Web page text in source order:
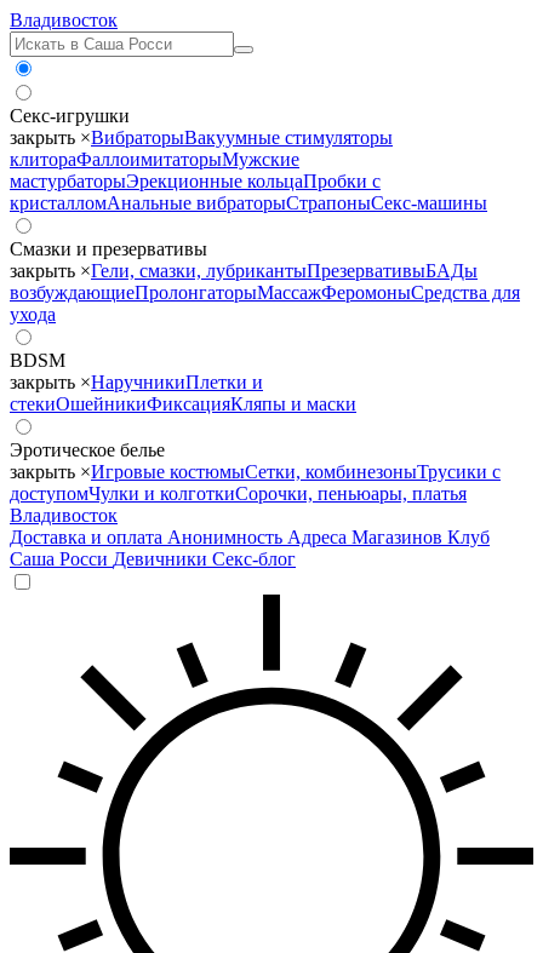
Владивосток
Секс-игрушки
закрыть ×ВибраторыВакуумные стимуляторы
клитораФаллоимитаторыМужские
мастурбаторыЭрекционные кольцаПробки с
кристалломАнальные вибраторыСтрапоныСекс-машины
Смазки и презервативы
закрыть ×Гели, смазки, лубрикантыПрезервативыБАДы
возбуждающиеПролонгаторыМассажФеромоныСредства для
ухода
BDSM
закрыть ×НаручникиПлетки и
стекиОшейникиФиксацияКляпы и маски
Эротическое белье
закрыть ×Игровые костюмыСетки, комбинезоныТрусики с
доступомЧулки и колготкиСорочки, пеньюары, платья
Владивосток
Доставка и оплата Анонимность Адреса Магазинов Клуб
Саша Росси Девичники Секс-блог